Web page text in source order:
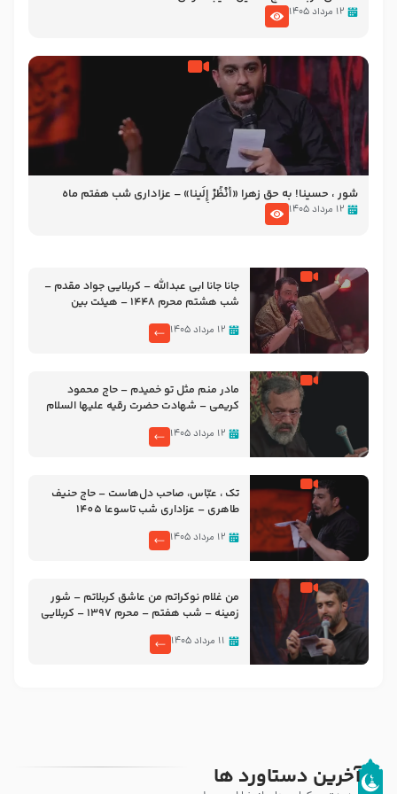
۱۲ مرداد ۱۴۰۵
شور ، حسینا! به‌ حق زهرا «أُنْظُرْ إِلَینا» – عزاداری شب هفتم ماه
محرّم 1405
۱۲ مرداد ۱۴۰۵
جانا جانا ابی عبدالله – کربلایی جواد مقدم –
شب هشتم محرم 1448 – هیئت بین
۱۲ مرداد ۱۴۰۵
مادر منم مثل تو خمیدم – حاج محمود
کریمی – شهادت حضرت رقیه علیها السلام
۱۲ مرداد ۱۴۰۵
تک ، عبّاس، صاحب دل‌هاست – حاج حنیف
طاهری – عزاداری شب تاسوعا 1405
۱۲ مرداد ۱۴۰۵
من غلام نوکراتم من عاشق کربلاتم – شور
زمینه – شب هفتم – محرم 1397 – کربلایی
۱۱ مرداد ۱۴۰۵
آخرین دستاورد ها